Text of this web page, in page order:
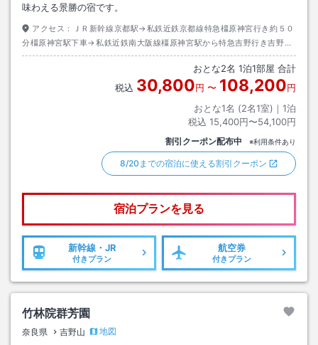
味わえる景勝の宿です。
アクセス：
ＪＲ新幹線京都駅→私鉄近鉄京都線特急橿原神宮行き約５０
分橿原神宮駅下車→私鉄近鉄南大阪線橿原神宮駅から特急吉野行き吉野駅
下車→タクシー約１０分
おとな2名 1泊1部屋 合計
税込 30,800円 〜 108,200円
おとな1名 (2名1室)｜ 1泊
税込 15,400円〜54,100円
割引クーポン配布中 ※利用条件あり
8/20までの宿泊に使える割引クーポン
宿泊プランを見る
新幹線・JR
付きプラン
航空券
付きプラン
竹林院群芳園
奈良県 吉野山
地図